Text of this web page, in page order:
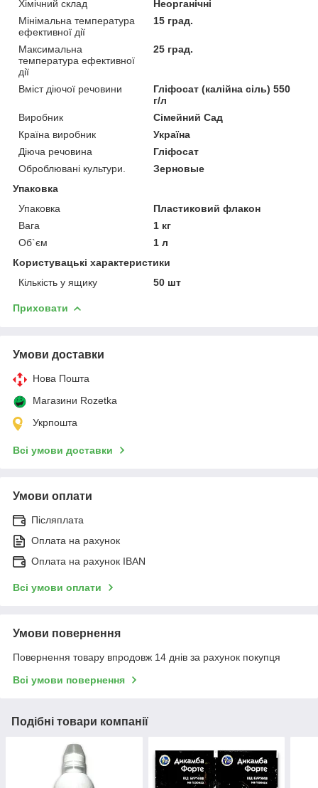
Хімічний склад
Неорганічні
Мінімальна температура
ефективної дії
15 град.
Максимальна
температура ефективної
дії
25 град.
Вміст діючої речовини
Гліфосат (калійна сіль) 550
г/л
Виробник
Сімейний Сад
Країна виробник
Україна
Діюча речовина
Гліфосат
Оброблювані культури.
Зерновые
Упаковка
Упаковка
Пластиковий флакон
Вага
1 кг
Об`єм
1 л
Користувацькі характеристики
Кількість у ящику
50 шт
Приховати
Умови доставки
Нова Пошта
Магазини Rozetka
Укрпошта
Всі умови доставки
Умови оплати
Післяплата
Оплата на рахунок
Оплата на рахунок IBAN
Всі умови оплати
Умови повернення
Повернення товару впродовж 14 днів за рахунок покупця
Всі умови повернення
Подібні товари компанії